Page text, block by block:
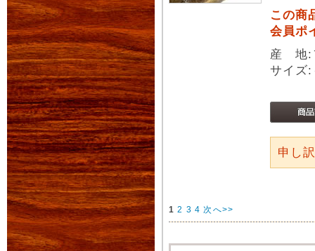
この商
会員ポ
産 地:
サイ
申し
1 2 3 4 次へ>>